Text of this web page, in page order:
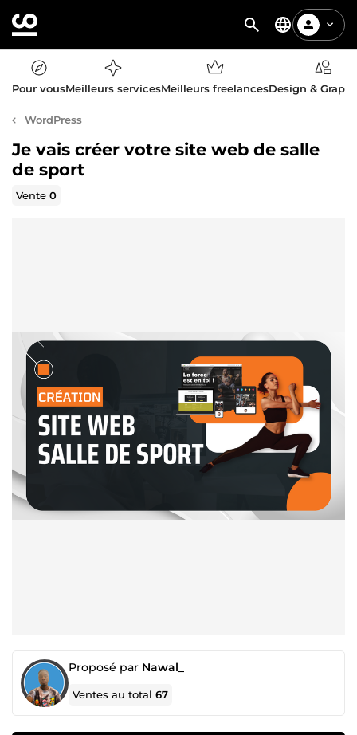
Pour vousMeilleurs servicesMeilleurs freelancesDesign &
WordPress
Je vais créer votre site web de salle
de sport
Vente0
Proposé par Nawal_
Ventes au total67